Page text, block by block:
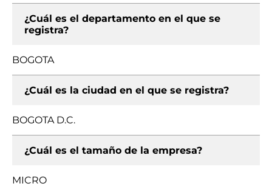
¿Cuál es el departamento en el que se
registra?
BOGOTA
¿Cuál es la ciudad en el que se registra?
BOGOTA D.C.
¿Cuál es el tamaño de la empresa?
MICRO